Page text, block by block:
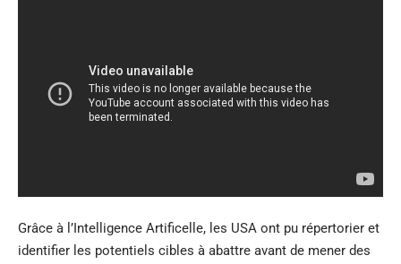
Grâce à l’Intelligence Artificelle, les USA ont pu répertorier et
identifier les potentiels cibles à abattre avant de mener des